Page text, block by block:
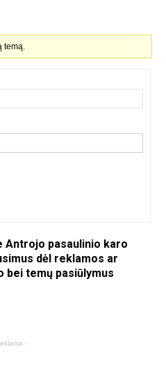
temą.
Antrojo pasaulinio karo
dėl reklamos ar
bei temų pasiūlymus
-